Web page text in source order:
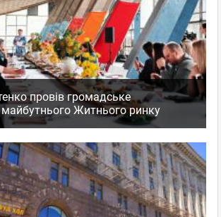
провів громадське
Житнього ринку